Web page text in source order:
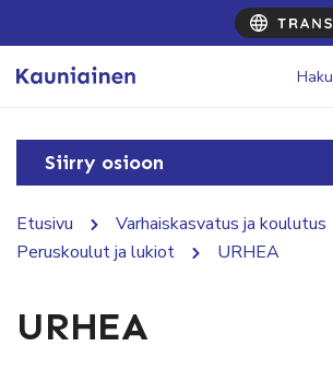
Haku
Siirry osioon
Etusivu
Varhaiskasvatus ja koulutus
Peruskoulut ja lukiot
URHEA
URHEA